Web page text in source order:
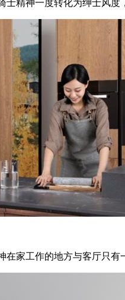
士精神一度转化为绅士风度
在家工作的地方与客厅只有